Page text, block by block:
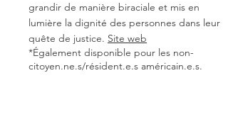
grandir de manière biraciale et mis en
lumière la dignité des personnes dans leur
quête de justice. Site web
*Également disponible pour les non-
citoyen.ne.s/résident.e.s américain.e.s.